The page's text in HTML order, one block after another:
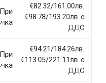
Nullam neque justo, sodales
consectetur diam. Nulla
При
€82.32/161.00лв.
€98.78/193.20лв. с
ДДС
При
€94.21/184.26лв.
€113.05/221.11лв. с
ДДС